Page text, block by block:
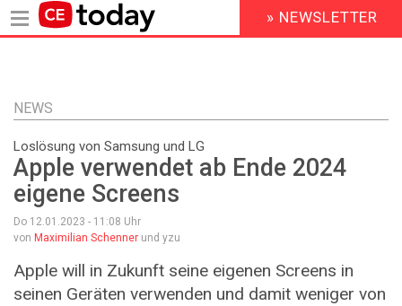
Inhalt
HEADER
MENU
» NEWSLETTER
NEWS
Loslösung von Samsung und LG
Apple verwendet ab Ende 2024
eigene Screens
Do 12.01.2023 - 11:08 Uhr
von Maximilian Schenner und yzu
Apple will in Zukunft seine eigenen Screens in
seinen Geräten verwenden und damit weniger von